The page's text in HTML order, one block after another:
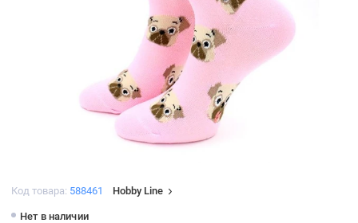
Код товара: 588461 Hobby Line
Нет в наличии